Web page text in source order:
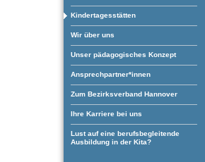
Kindertagesstätten
Wir über uns
Unser pädagogisches Konzept
Ansprechpartner*innen
Zum Bezirksverband Hannover
Ihre Karriere bei uns
Lust auf eine berufsbegleitende
Ausbildung in der Kita?